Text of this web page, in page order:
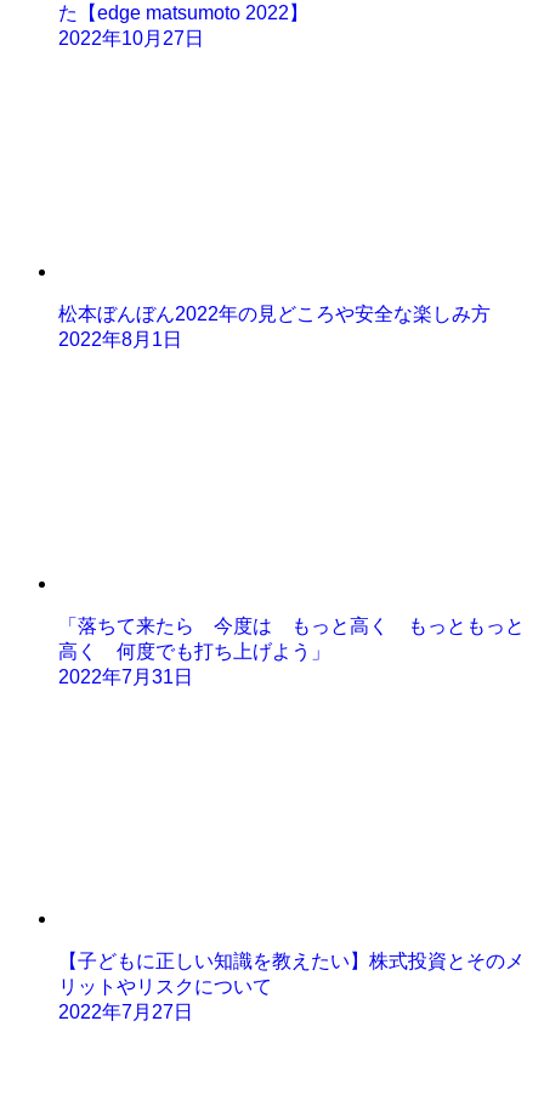
た【edge matsumoto 2022】
2022年10月27日
松本ぼんぼん2022年の見どころや安全な楽しみ方
2022年8月1日
「落ちて来たら 今度は もっと高く もっともっと
高く 何度でも打ち上げよう」
2022年7月31日
【子どもに正しい知識を教えたい】株式投資とそのメ
リットやリスクについて
2022年7月27日